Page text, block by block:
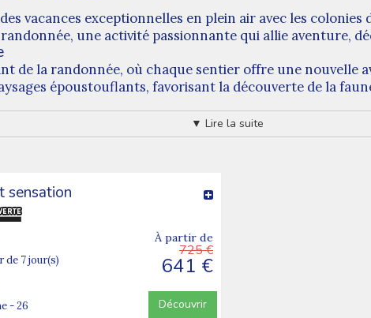
vacances exceptionnelles en plein air avec les
une activité passionnante qui allie aventure,
de la randonnée, où chaque sentier offre une nouvelle
époustouflants, favorisant la découverte de la
et de vivre des moments inoubliables. Que ce soit
vos enfants et adolescents en les inscrivant à notre
de se connecter avec la nature, de développer leur
réservez dès maintenant!
pas de soucis nous avons aussi de belles colos tel activité.
▼ Lire la suite
sensation
de 7 jour(s)
- 26
À partir de
725 €
641 €
Découvrir